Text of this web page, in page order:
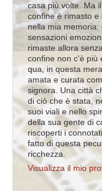
casa più volte. Ma
confine è rimasto e
nella mia memoria:
sensazioni
rimaste allora
confine non c'è più
qua, in questa
amata e curata
signora. Una città
di ciò che è stata,
suoi viali e nello
della sua gente di
riscoperti i
fatto di questa
ricchezza.
Visualizza il mio